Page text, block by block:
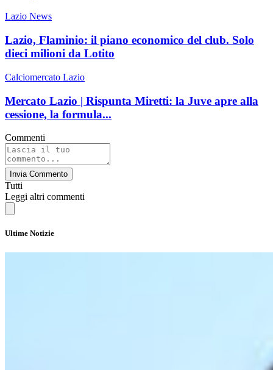
Lazio News
Lazio, Flaminio: il piano economico del club. Solo
dieci milioni da Lotito
Calciomercato Lazio
Mercato Lazio | Rispunta Miretti: la Juve apre alla
cessione, la formula...
Commenti
Invia Commento
Tutti
Leggi altri commenti
Ultime Notizie